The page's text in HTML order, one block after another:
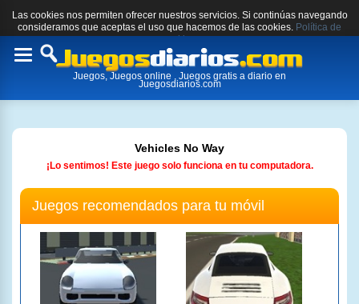
Las cookies nos permiten ofrecer nuestros servicios. Si continúas navegando
consideramos que aceptas el uso que hacemos de las cookies. Política de
cookies.
Toggle
Juegos, Juegos online , Juegos gratis a diario en
Juegosdiarios.com
Vehicles No Way
¡Lo sentimos! Este juego solo funciona en tu computadora.
Juegos recomendados para tu móvil